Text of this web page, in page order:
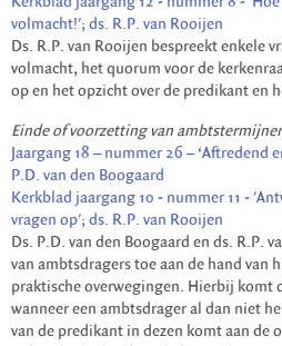
volmacht!'; ds. R.P. van Rooijen
Ds. R.P. van Rooijen bespreekt enkele
volmacht, het quorum voor de
op en het opzicht over de predikant en
Einde of voorzetting van
Jaargang 18 – nummer 26 – ‘Aftredend
P.D. van den Boogaard
Kerkblad jaargang 10 - nummer 11 -
vragen op'; ds. R.P. van Rooijen
Ds. P.D. van den Boogaard en ds. R.P.
van ambtsdragers toe aan de hand van
praktische overwegingen. Hierbij komt
wanneer een ambtsdrager al dan niet
van de predikant in dezen komt aan de